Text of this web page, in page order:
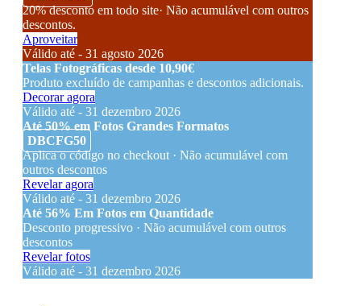
20% desconto em todo site· Não acumulável com outros
descontos.
Aproveitar
Válido até - 31 agosto 2026
Telas Fotográficas desde 10,90€
Produto excluído de campanhas e descontos adicionais.
Decorar agora
Válido até - 31 dezembro 2026
Até 50% em Fotos Grandes Formatos
DBCFG50
Aplica o código no checkout · Não acumulável com
outros descontos
Revelar agora
Válido até - 31 dezembro 2026
Até 56% Em Fotos em Quantidade
Desconto progressivo · Não acumulável com outros
descontos
Revelar fotos
Válido até - 31 dezembro 2026